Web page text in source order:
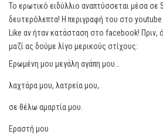
Το ερωτικό ειδύλλιο αναπτύσσεται μέσα σε
δευτερόλεπτα! Η περιγραφή του στο youtube
Like αν ήταν κατάσταση στο facebook!
μαζί ας δούμε λίγο μερικούς στίχους:
Ερωμένη μου μεγάλη αγάπη μου…
λαχτάρα μου, λατρεία μου,
σε θέλω αμαρτία μου.
Εραστή μου